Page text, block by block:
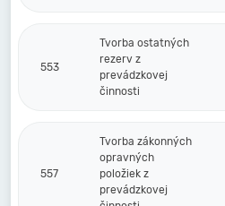
553
Tvorba ostatných
rezerv z
prevádzkovej
činnosti
557
Tvorba zákonných
opravných
položiek z
prevádzkovej